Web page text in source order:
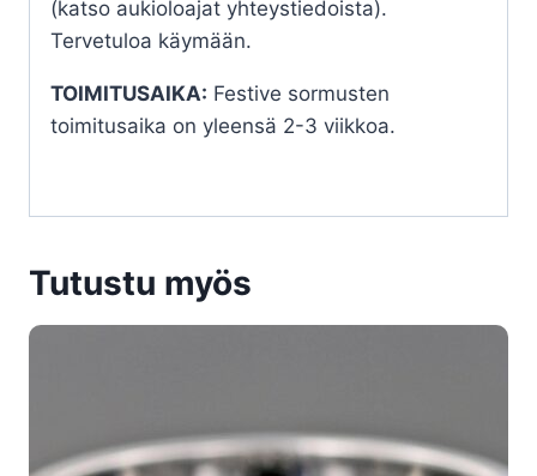
(katso aukioloajat yhteystiedoista).
Tervetuloa käymään.
TOIMITUSAIKA: Festive sormusten
toimitusaika on yleensä 2-3 viikkoa.
Tutustu myös